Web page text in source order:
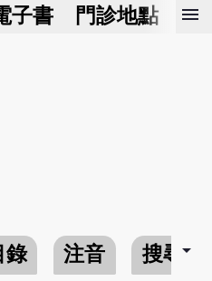
子書 門診地點 預
menu
錄 注音 搜尋arrow_drop_down